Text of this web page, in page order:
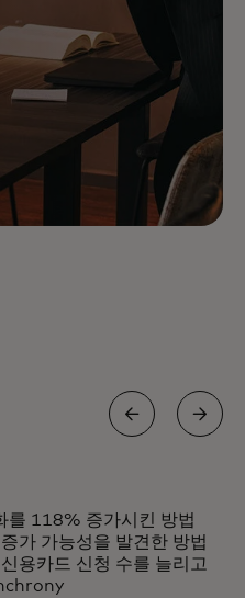
서 8회 연속
열림
를 118% 증가시킨 방법
가 가능성을 발견한 방법
용카드 신청 수를 늘리고